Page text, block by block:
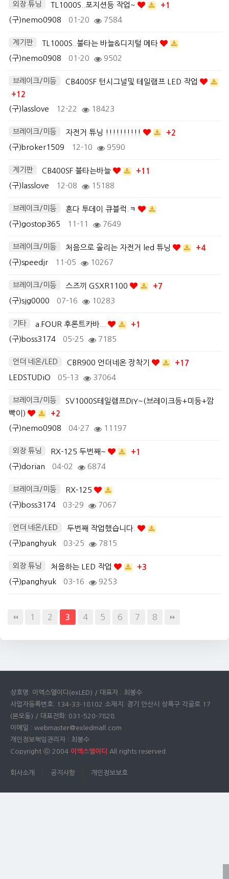
외장 튜닝 TL1000S..포지션등 작업~
+1
(구)nemo0908
01-20 7584
계기판
TL1000S..불타는 바늘&디지털 메타
(구)nemo0908
01-20 9502
브레이크/미등
CB400SF 턴시그널및 테일램프 LED 작업
+12
(구)lasslove
12-22 18423
브레이크/미등 자전거 튜닝 !!!!!!!!!!
+2
(구)broker1509
12-10 9590
계기판 CB400SF 불타는바늘
+11
(구)lasslove
12-08 15188
브레이크/미등
혼다 투데이 큐블럭.ㅋ
(구)gostop365
11-11 7649
브레이크/미등 처음으로 올리는 자전거 led 튜닝
+4
(구)speedjr
11-05 10267
브레이크/미등 스즈끼 GSXR1100
+7
(구)sjg0000
07-16 10283
기타 a.FOUR 후론트카바...
+1
(구)boss3174
05-25 7185
언더 네온/LED CBR900 언더네온 장착기
+17
LEDSTUDiO
05-13 37064
브레이크/미등
SV1000S테일렘프DIY~(브레이크등+미등+깜
빡이)
+2
(구)nemo0908
04-27 11197
외장 튜닝 RX-125 두번째~
+1
(구)dorian
04-02 6874
브레이크/미등
RX-125
(구)boss3174
03-29 7067
언더 네온/LED
두번째 작업했습니다.
(구)panghyuk
03-25 7815
외장 튜닝 처음하는 LED 작업
+3
(구)panghyuk
03-16 9253
1 2 3 4 5 6 7 8
상호명: 이엑스엘이디(exLED) / 대표자 : 최봉수
사업자등록번호: 134-33-18102 소재지: 경기 안산시 상록구 각골로 17
(본오동) / 대표전화: 031-520-7828
이메일 : webmaster@exledmall.com
개인정보책임관리자 : 최봉수
Copyright ⓒ 2004 이엑스엘이디 All rights reserved
회사소개 공지사항 개인정보보호